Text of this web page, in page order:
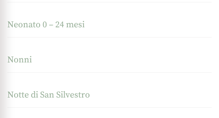
Neonato 0 – 24 mesi
Nonni
Notte di San Silvestro